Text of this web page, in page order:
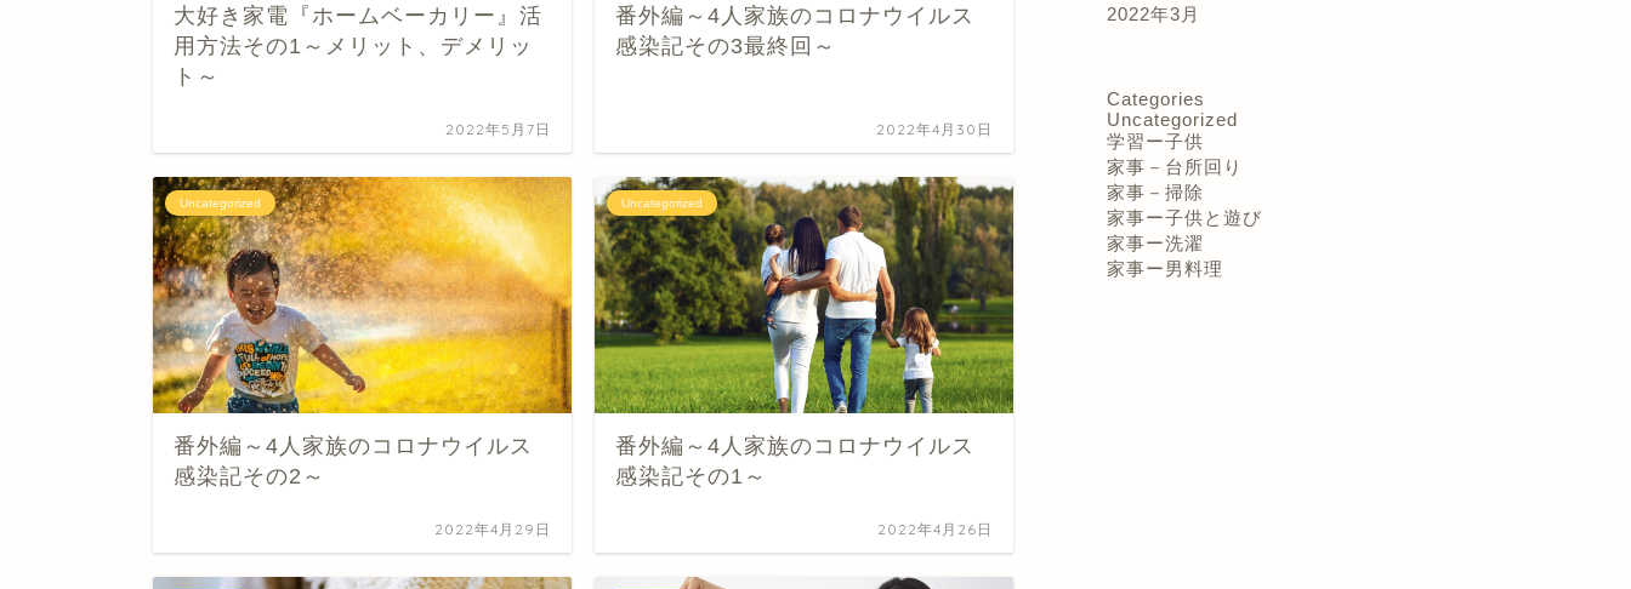
大好き家電『ホームベーカリー』活
用方法その1～メリット、デメリッ
ト～
2022年5月7日
番外編～4人家族のコロナウイルス
感染記その3最終回～
2022年4月30日
Uncategorized
番外編～4人家族のコロナウイルス
感染記その2～
2022年4月29日
Uncategorized
番外編～4人家族のコロナウイルス
感染記その1～
2022年4月26日
2022年3月
Categories
Uncategorized
学習ー子供
家事－台所回り
家事－掃除
家事ー子供と遊び
家事ー洗濯
家事ー男料理